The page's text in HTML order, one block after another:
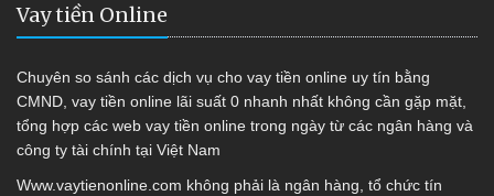
Vay tiền Online
Chuyên so sánh các dịch vụ cho vay tiền online uy tín bằng
CMND, vay tiền online lãi suất 0 nhanh nhất không cần gặp mặt,
tổng hợp các web vay tiền online trong ngày từ các ngân hàng và
công ty tài chính tại Việt Nam
Www.vaytienonline.com không phải là ngân hàng, tổ chức tín